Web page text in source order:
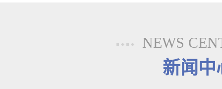
NEWS
新闻中